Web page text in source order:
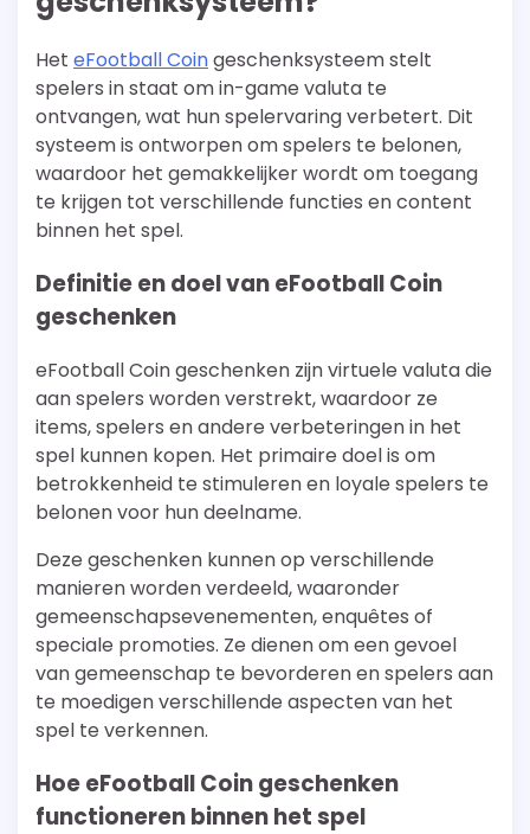
Het eFootball Coingeschenksysteem stelt
spelers in staat om in-game valuta te
ontvangen, wat hun spelervaring verbetert. Dit
systeem is ontworpen om spelers te belonen,
waardoor het gemakkelijker wordt om toegang
te krijgen tot verschillende functies en content
binnen het spel.
Definitie en doel van eFootball Coin
geschenken
eFootball Coin geschenken zijn virtuele valuta die
aan spelers worden verstrekt, waardoor ze
items, spelers en andere verbeteringen in het
spel kunnen kopen. Het primaire doel is om
betrokkenheid te stimuleren en loyale spelers te
belonen voor hun deelname.
Deze geschenken kunnen op verschillende
manieren worden verdeeld, waaronder
gemeenschapsevenementen, enquêtes of
speciale promoties. Ze dienen om een gevoel
van gemeenschap te bevorderen en spelers aan
te moedigen verschillende aspecten van het
spel te verkennen.
Hoe eFootball Coin geschenken
functioneren binnen het spel